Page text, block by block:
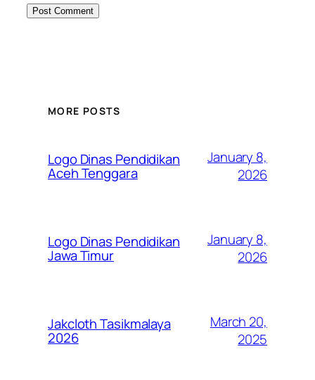
MORE POSTS
Logo Dinas Pendidikan
Aceh Tenggara
January 8,
2026
Logo Dinas Pendidikan
Jawa Timur
January 8,
2026
Jakcloth Tasikmalaya
2026
March 20,
2025